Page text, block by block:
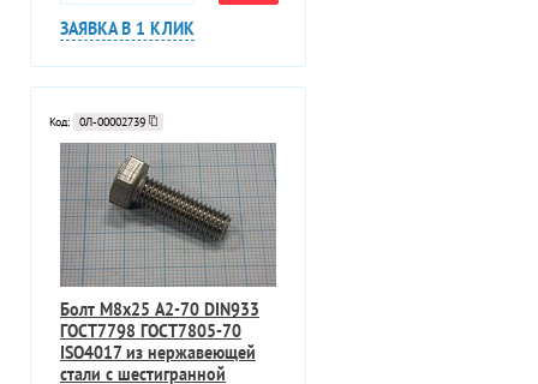
ЗАЯВКА В 1 КЛИК
Код: 0Л-00002739
Болт М8х25 A2-70 DIN933
ГОСТ7798 ГОСТ7805-70
ISO4017 из нержавеющей
стали c шестигранной